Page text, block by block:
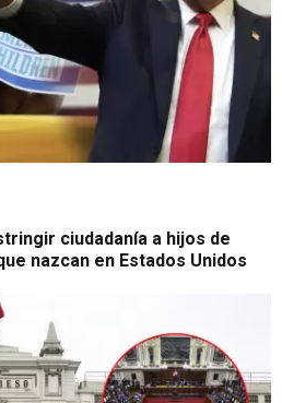
ciudadanía a hijos de
nazcan en Estados Unidos